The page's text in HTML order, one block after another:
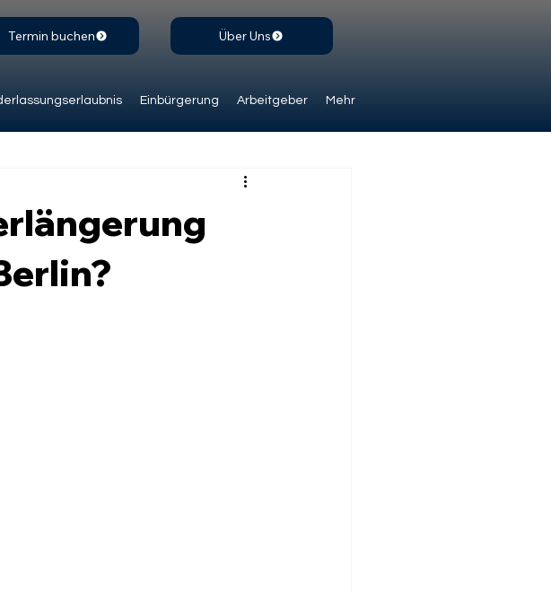
Einbürgerung Arbeitgeber Mehr
Termin buchen Über Uns